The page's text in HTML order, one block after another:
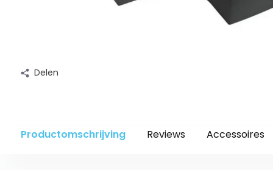
Delen
Productomschrijving Reviews Accessoires